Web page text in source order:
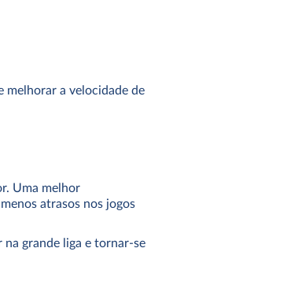
melhorar a velocidade de
Uma melhor
atrasos nos jogos
na grande liga e tornar-se